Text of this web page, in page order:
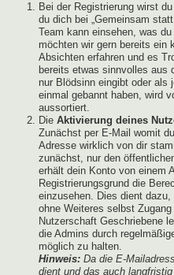
Bei der Registrierung wirst
du dich bei „Gemeinsam
Team kann einsehen, was
möchten wir gern bereits ein
Absichten erfahren und es
bereits etwas sinnvolles aus
nur Blödsinn eingibt oder als
einmal gebannt haben, wird
aussortiert.
Die Aktivierung deines
Zunächst per E-Mail womit
Adresse wirklich von dir
zunächst, nur den
erhält dein Konto von einem
Registrierungsgrund die
einzusehen. Dies dient
ohne Weiteres selbst
Nutzerschaft Geschriebene
die Admins durch
möglich zu halten.
Hinweis: Da die E-
dient und das auch